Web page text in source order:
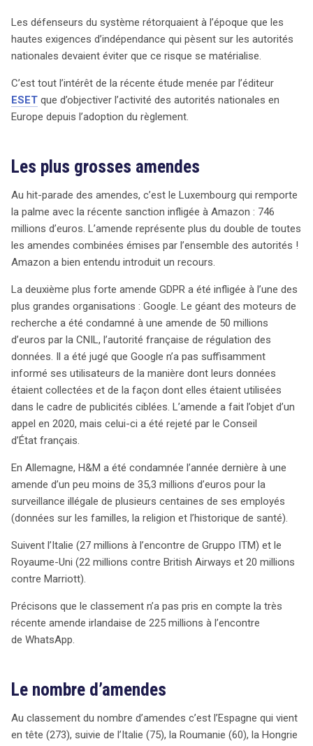
Les défenseurs du système rétorquaient à l’époque que les
hautes exigences d’indépendance qui pèsent sur les autorités
nationales devaient éviter que ce risque se matérialise.
C’est tout l’intérêt de la récente étude menée par l’éditeur
ESET que d’objectiver l’activité des autorités nationales en
Europe depuis l’adoption du règlement.
Les plus grosses amendes
Au hit-parade des amendes, c’est le Luxembourg qui remporte
la palme avec la récente sanction infligée à Amazon : 746
millions d’euros. L’amende représente plus du double de toutes
les amendes combinées émises par l’ensemble des autorités !
Amazon a bien entendu introduit un recours.
La deuxième plus forte amende GDPR a été infligée à l’une des
plus grandes organisations : Google. Le géant des moteurs de
recherche a été condamné à une amende de 50 millions
d’euros par la CNIL, l’autorité française de régulation des
données. Il a été jugé que Google n’a pas suffisamment
informé ses utilisateurs de la manière dont leurs données
étaient collectées et de la façon dont elles étaient utilisées
dans le cadre de publicités ciblées. L’amende a fait l’objet d’un
appel en 2020, mais celui-ci a été rejeté par le Conseil
d’État français.
En Allemagne, H&M a été condamnée l’année dernière à une
amende d’un peu moins de 35,3 millions d’euros pour la
surveillance illégale de plusieurs centaines de ses employés
(données sur les familles, la religion et l’historique de santé).
Suivent l’Italie (27 millions à l’encontre de Gruppo ITM) et le
Royaume-Uni (22 millions contre British Airways et 20 millions
contre Marriott).
Précisons que le classement n’a pas pris en compte la très
récente amende irlandaise de 225 millions à l’encontre
de WhatsApp.
Le nombre d’amendes
Au classement du nombre d’amendes c’est l’Espagne qui vient
en tête (273), suivie de l’Italie (75), la Roumanie (60), la Hongrie